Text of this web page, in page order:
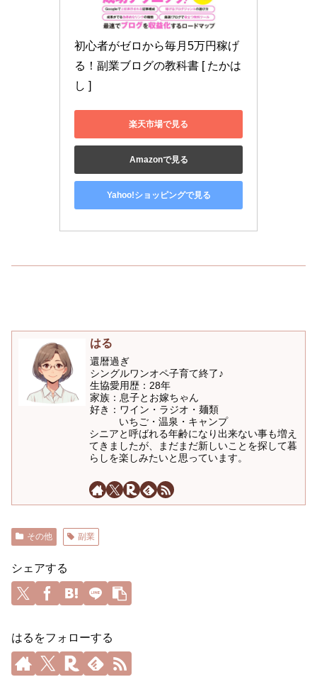
初心者がゼロから毎月5万円稼げ
る！副業ブログの教科書 [ たかは
し ]
楽天市場で見る
Amazonで見る
Yahoo!ショッピングで見る
はる
還暦過ぎ
シングルワンオペ子育て終了♪
生協愛用歴：28年
家族：息子とお嫁ちゃん
好き：ワイン・ラジオ・麺類
いちご・温泉・キャンプ
シニアと呼ばれる年齢になり出来ない事も増え
てきましたが、まだまだ新しいことを探して暮
らしを楽しみたいと思っています。
その他 副業
シェアする
はるをフォローする